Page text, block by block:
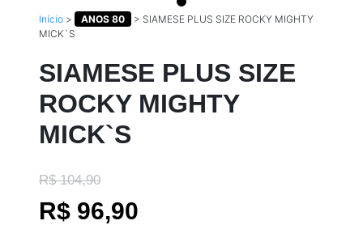
Início > ANOS 80 > SIAMESE PLUS SIZE ROCKY MIGHTY
MICK`S
SIAMESE PLUS SIZE
ROCKY MIGHTY
MICK`S
R$ 104,90
R$ 96,90